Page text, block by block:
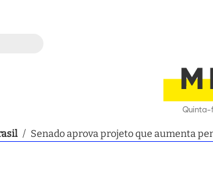
Quinta-
/ Senado aprova projeto que aumenta